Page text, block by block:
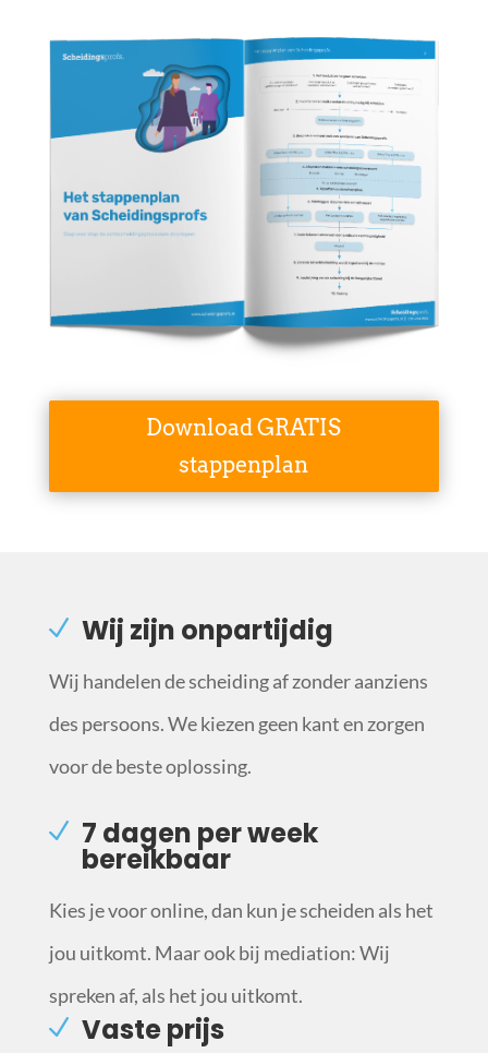
Download GRATIS
stappenplan
Wij zijn onpartijdig
Wij handelen de scheiding af zonder aanziens
des persoons. We kiezen geen kant en zorgen
voor de beste oplossing.
7 dagen per week
bereikbaar
Kies je voor online, dan kun je scheiden als het
jou uitkomt. Maar ook bij mediation: Wij
spreken af, als het jou uitkomt.
Vaste prijs